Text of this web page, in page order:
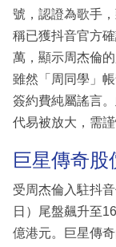
號，認證為歌手
稱已獲抖音官方
萬，顯示周杰倫
雖然「周同學」
簽約費純屬謠言
代易被放大，需謹
巨星傳奇股
受周杰倫入駐抖
日）尾盤飆升至
億港元。巨星傳